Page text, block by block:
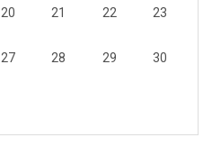
20 21 22 23
27 28 29 30